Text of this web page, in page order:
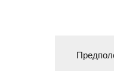
МОСКВА